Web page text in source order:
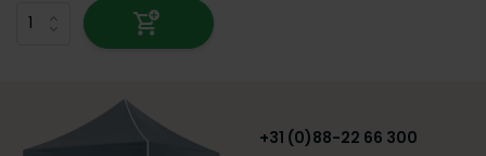
+31 (0)88-22 66 300